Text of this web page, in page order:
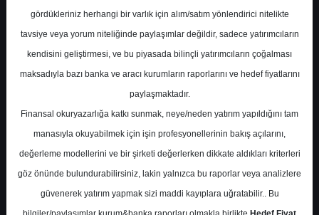
gördükleriniz herhangi bir varlık için alım/satım yönlendirici nitelikte
tavsiye veya yorum niteliğinde paylaşımlar değildir, sadece yatırımcıların
kendisini geliştirmesi, ve bu piyasada bilinçli yatırımcıların çoğalması
maksadıyla bazı banka ve aracı kurumların raporlarını ve hedef fiyatlarını
paylaşmaktadır.
Finansal okuryazarlığa katkı sunmak, neye/neden yatırım yapıldığını tam
manasıyla okuyabilmek için işin profesyonellerinin bakış açılarını,
değerleme modellerini ve bir şirketi değerlerken dikkate aldıkları kriterleri
göz önünde bulundurabilirsiniz, lakin yalnızca bu raporlar veya analizlere
güvenerek yatırım yapmak sizi maddi kayıplara uğratabilir.. Bu